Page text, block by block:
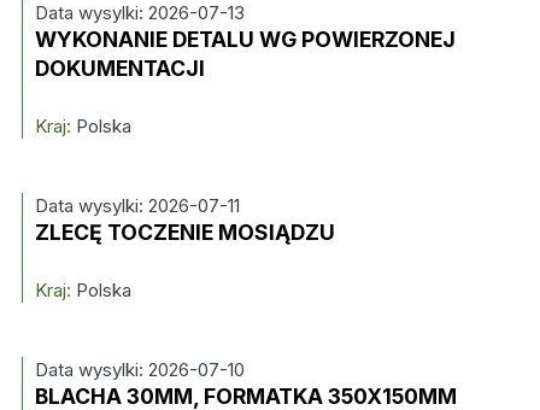
Data wysylki: 2026-07-13
WYKONANIE DETALU WG POWIERZONEJ
DOKUMENTACJI
Kraj: Polska
Data wysylki: 2026-07-11
ZLECĘ TOCZENIE MOSIĄDZU
Kraj: Polska
Data wysylki: 2026-07-10
BLACHA 30MM, FORMATKA 350X150MM